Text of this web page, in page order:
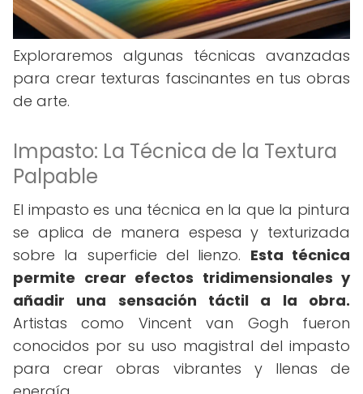
Exploraremos algunas técnicas avanzadas
para crear texturas fascinantes en tus obras
de arte.
Impasto: La Técnica de la Textura
Palpable
El impasto es una técnica en la que la pintura
se aplica de manera espesa y texturizada
sobre la superficie del lienzo. Esta técnica
permite crear efectos tridimensionales y
añadir una sensación táctil a la obra.
Artistas como Vincent van Gogh fueron
conocidos por su uso magistral del impasto
para crear obras vibrantes y llenas de